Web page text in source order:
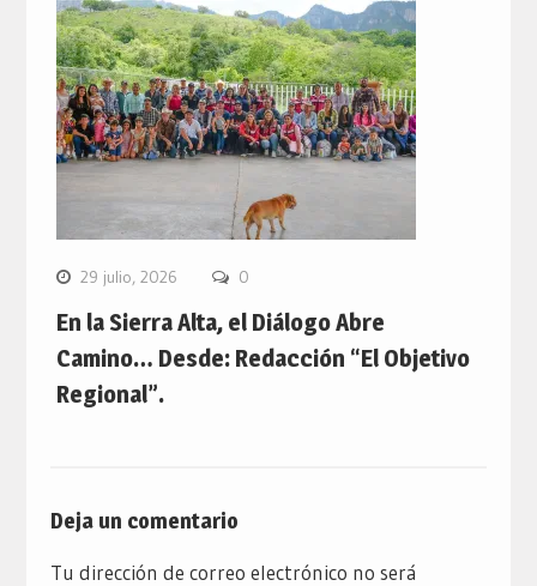
29 julio, 2026 0
En la Sierra Alta, el Diálogo Abre
Camino… Desde: Redacción “El Objetivo
Regional”.
Deja un comentario
Tu dirección de correo electrónico no será